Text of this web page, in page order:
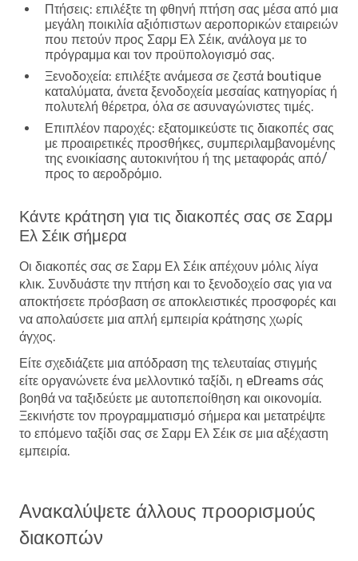
Πτήσεις: επιλέξτε τη φθηνή πτήση σας μέσα από μια
μεγάλη ποικιλία αξιόπιστων αεροπορικών εταιρειών
που πετούν προς Σαρμ Ελ Σέικ, ανάλογα με το
πρόγραμμα και τον προϋπολογισμό σας.
Ξενοδοχεία: επιλέξτε ανάμεσα σε ζεστά boutique
καταλύματα, άνετα ξενοδοχεία μεσαίας κατηγορίας ή
πολυτελή θέρετρα, όλα σε ασυναγώνιστες τιμές.
Επιπλέον παροχές: εξατομικεύστε τις διακοπές σας
με προαιρετικές προσθήκες, συμπεριλαμβανομένης
της ενοικίασης αυτοκινήτου ή της μεταφοράς από/
προς το αεροδρόμιο.
Κάντε κράτηση για τις διακοπές σας σε Σαρμ
Ελ Σέικ σήμερα
Οι διακοπές σας σε Σαρμ Ελ Σέικ απέχουν μόλις λίγα
κλικ. Συνδυάστε την πτήση και το ξενοδοχείο σας για να
αποκτήσετε πρόσβαση σε αποκλειστικές προσφορές και
να απολαύσετε μια απλή εμπειρία κράτησης χωρίς
άγχος.
Είτε σχεδιάζετε μια απόδραση της τελευταίας στιγμής
είτε οργανώνετε ένα μελλοντικό ταξίδι, η eDreams σάς
βοηθά να ταξιδεύετε με αυτοπεποίθηση και οικονομία.
Ξεκινήστε τον προγραμματισμό σήμερα και μετατρέψτε
το επόμενο ταξίδι σας σε Σαρμ Ελ Σέικ σε μια αξέχαστη
εμπειρία.
Ανακαλύψετε άλλους προορισμούς
διακοπών